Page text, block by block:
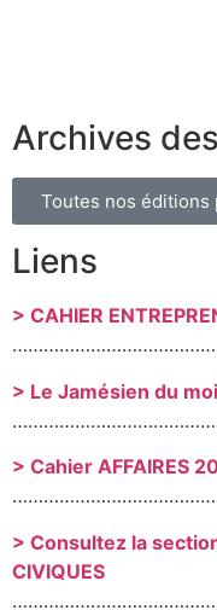
Archives
Toutes nos éditions
Liens
> CAHIER
> Le Jamésien du
> Cahier AFFAIRES
> Consultez la
CIVIQUES